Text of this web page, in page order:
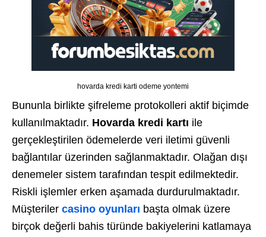
hovarda kredi karti odeme yontemi
Bununla birlikte şifreleme protokolleri aktif biçimde
kullanılmaktadır. Hovarda kredi kartı ile
gerçekleştirilen ödemelerde veri iletimi güvenli
bağlantılar üzerinden sağlanmaktadır. Olağan dışı
denemeler sistem tarafından tespit edilmektedir.
Riskli işlemler erken aşamada durdurulmaktadır.
Müşteriler casino oyunları başta olmak üzere
birçok değerli bahis türünde bakiyelerini katlamaya